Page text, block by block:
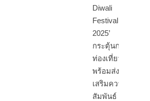
Diwali
Festival
2025’
กระตุ้นการ
ท่องเที่ยว
พร้อมส่ง
เสริมความ
สัมพันธ์